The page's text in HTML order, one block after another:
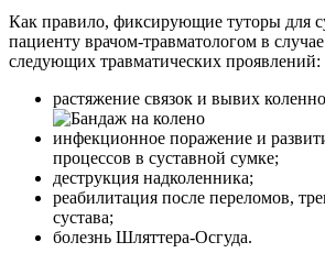
Как правило, фиксирующие туторы для
пациенту врачом-травматологом в
следующих травматических проявлений:
растяжение связок и вывих
инфекционное поражение и
процессов в суставной сумке;
деструкция надколенника;
реабилитация после переломов,
сустава;
болезнь Шляттера-Осгуда.